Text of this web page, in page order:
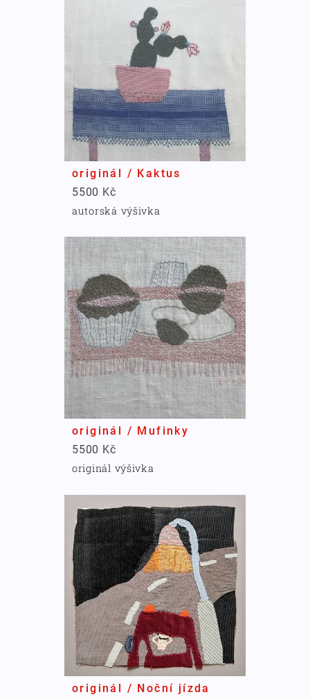
originál / Kaktus
5500 Kč
autorská výšivka
originál / Mufinky
5500 Kč
originál výšivka
originál / Noční jízda